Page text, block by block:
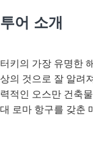
투어 소개
터키의 가장 유명한
상의 것으로 잘 알려
력적인 오스만 건축
대 로마 항구를 갖춘